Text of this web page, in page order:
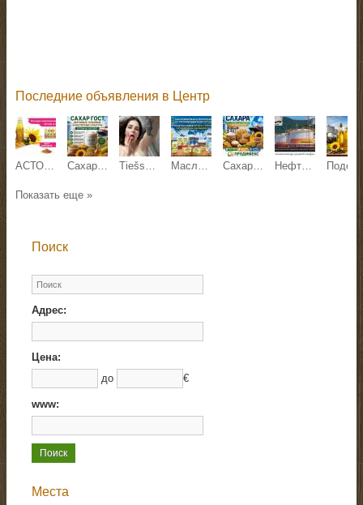
Последние объявления в Центр
АСТОН - Оптовые продажи подсолнечного масла от завода. Экспорт Сахар ГОСТ, зерновые, бобовые и масличные культуры оптом Tiešsaistes sekss Масложировая и молочная продукция СолПро - экспортные поставки Сахар, зерновые и зернобобовые, масличные культуры, корма Нефтехимическая продукция Роснефть оптом Подсолнечное масло наливом от завода Юг Руси
Показать еще »
Поиск
Адрес:
Цена:
до
€
www:
Места